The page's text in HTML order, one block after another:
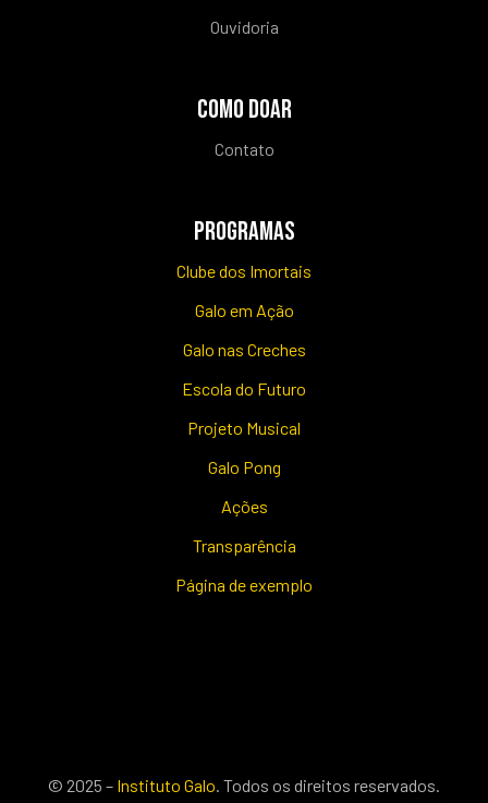
Ouvidoria
COMO DOAR
Contato
PROGRAMAS
Clube dos Imortais
Galo em Ação
Galo nas Creches
Escola do Futuro
Projeto Musical
Galo Pong
Ações
Transparência
Página de exemplo
© 2025 – Instituto Galo. Todos os direitos reservados.